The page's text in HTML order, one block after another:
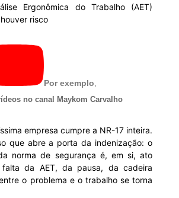
Ergonômica do Trabalho (AET)
risco
Por exemplo
no canal Maykom Carvalho
empresa cumpre a NR-17 inteira.
que abre a porta da indenização: o
norma de segurança é, em si, ato
da AET, da pausa, da cadeira
o problema e o trabalho se torna